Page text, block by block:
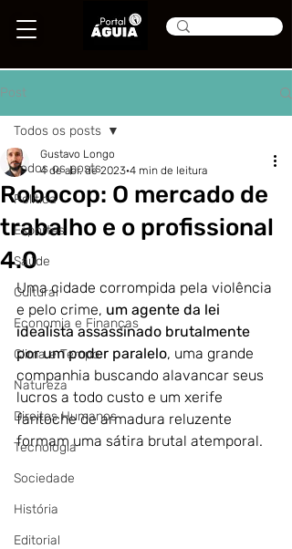
Post
Todos os posts
Política
Esportes
Saúde
Cultural
Economia e Finanças
Clima e Tempo
Natureza
Direitos Humanos
Tecnologia
Sociedade
História
Editorial
Todos os posts
Robocop: O mercado de
trabalho e o profissional
4.0
Gustavo Longo
4 de abr. de 2023 4 min de leitura
Uma cidade corrompida pela violência
e pelo crime, um agente da lei
idealista assassinado brutalmente
por um poder paralelo, uma grande
companhia buscando alavancar seus
lucros a todo custo e um xerife
fantoche de armadura reluzente
formam uma sátira brutal atemporal.